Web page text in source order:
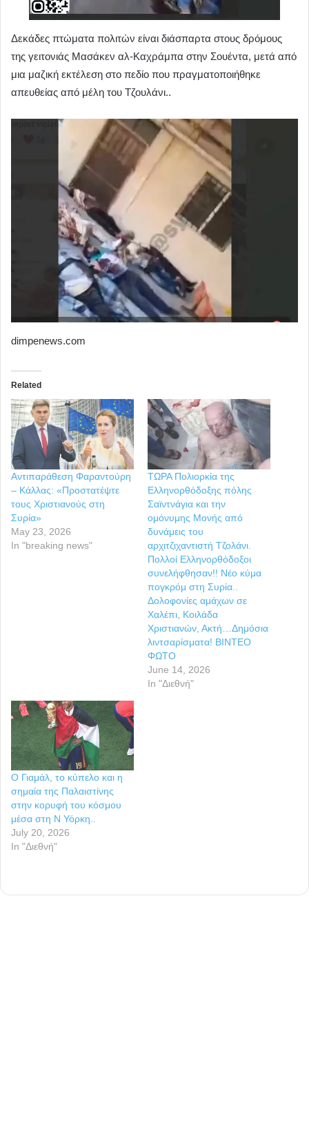
Δεκάδες πτώματα πολιτών είναι διάσπαρτα στους δρόμους
της γειτονιάς Μασάκεν αλ-Καχράμπα στην Σουέντα, μετά από
μια μαζική εκτέλεση στο πεδίο που πραγματοποιήθηκε
απευθείας από μέλη του Τζουλάνι..
dimpenews.com
Related
Αντιπαράθεση Φαραντούρη
– Κάλλας: «Προστατέψτε
τους Χριστιανούς στη
Συρία»
May 23, 2026
In "breaking news"
ΤΩΡΑ Πολιορκία της
Ελληνορθόδοξης πόλης
Σαϊντνάγια και την
ομόνυμης Μονής από
δυνάμεις του
αρχιτζιχαντιστή Τζολάνι.
Πολλοί Ελληνορθόδοξοι
συνελήφθησαν!! Νέο κύμα
πογκρόμ στη Συρία..
Δολοφονίες αμάχων σε
Χαλέπι, Κοιλάδα
Χριστιανών, Ακτή…Δημόσια
λιντσαρίσματα! BINTEO
ΦΩΤΟ
June 14, 2026
In "Διεθνή"
Ο Γιαμάλ, το κύπελο και η
σημαία της Παλαιστίνης
στην κορυφή του κόσμου
μέσα στη Ν Υόρκη..
July 20, 2026
In "Διεθνή"